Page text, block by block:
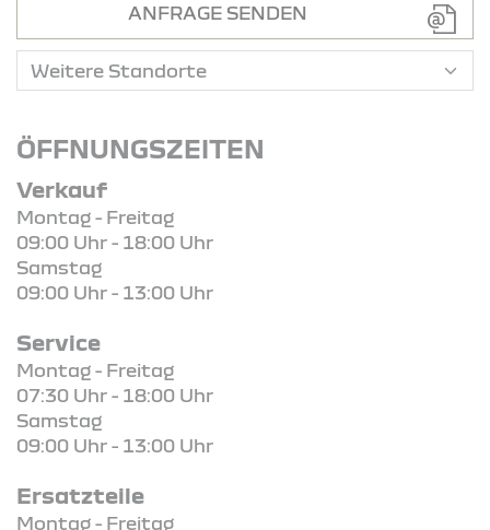
ANFRAGE SENDEN
ÖFFNUNGSZEITEN
Verkauf
Montag - Freitag
09:00 Uhr - 18:00 Uhr
Samstag
09:00 Uhr - 13:00 Uhr
Service
Montag - Freitag
07:30 Uhr - 18:00 Uhr
Samstag
09:00 Uhr - 13:00 Uhr
Ersatzteile
Montag - Freitag